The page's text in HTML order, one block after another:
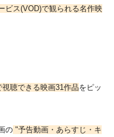
ビス(VOD)で観られる名作映
視聴できる映画31作品をピッ
の "予告動画・あらすじ・キ